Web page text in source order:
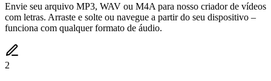
Envie seu arquivo MP3, WAV ou M4A para nosso criador de vídeos
com letras. Arraste e solte ou navegue a partir do seu dispositivo –
funciona com qualquer formato de áudio.
2